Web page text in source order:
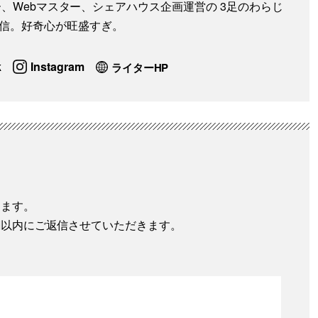
Webマスター、シェアハウス企画運営の 3足のわらじ
好奇心が旺盛すぎ。
Instagram ライターHP
す。
内にご返信させていただきます。